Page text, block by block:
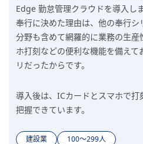
Edge 勤怠管理クラウドを導入し
奉行に決めた理由は、他の奉行シ
分野も含めて網羅的に業務の生産
ホ打刻などの便利な機能を備えて
リだったからです。
導入後は、ICカードとスマホで打
把握できています。
建設業 100〜299人